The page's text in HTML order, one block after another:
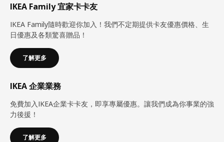
IKEA Family 宜家卡卡友
IKEA Family隨時歡迎你加入！我們不定期提供卡友優惠價格、生
日優惠及各類驚喜贈品！
了解更多
IKEA 企業業務
免費加入IKEA企業卡卡友，即享專屬優惠。讓我們成為你事業的強
力後援！
了解更多